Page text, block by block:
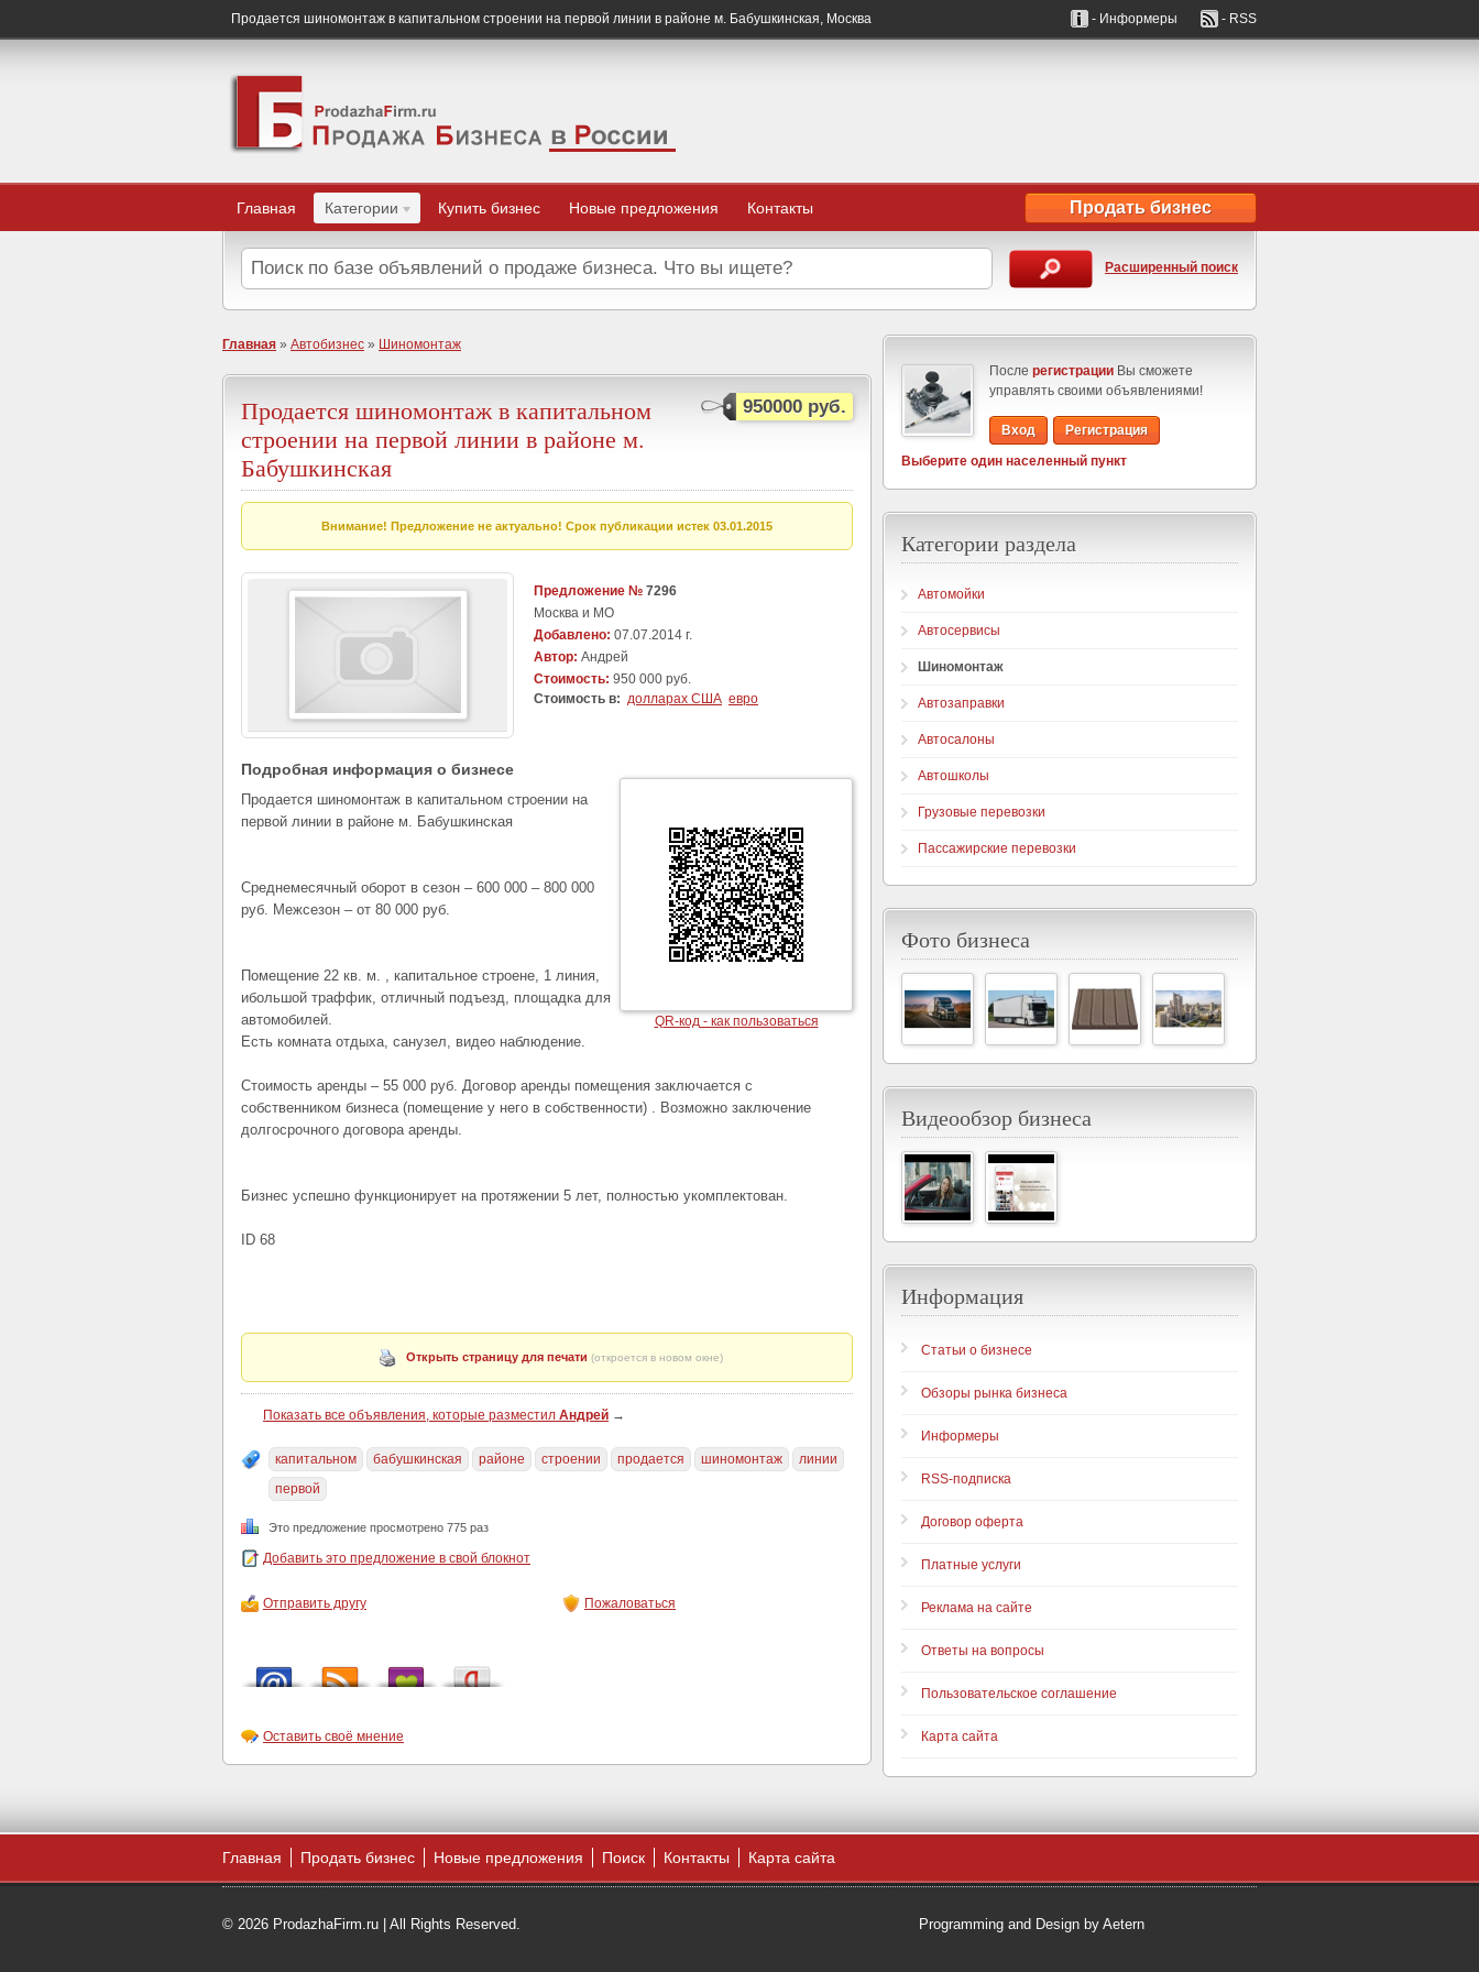
Продается шиномонтаж в капитальном строении на первой линии в районе м. Бабушкинская, Москва - Информеры - RSS
Продать бизнес
Главная Категории Купить бизнес Новые предложения Контакты
Расширенный поиск
Главная » Автобизнес » Шиномонтаж
950000 руб.
Продается шиномонтаж в капитальном
строении на первой линии в районе м.
Бабушкинская
Внимание! Предложение не актуально! Срок публикации истек 03.01.2015
Предложение № 7296
Москва и МО
Добавлено: 07.07.2014 г.
Автор: Андрей
Стоимость: 950 000 руб.
Стоимость в: долларах США евро
Подробная информация о бизнесе
QR-код - как пользоваться
Продается шиномонтаж в капитальном строении на
первой линии в районе м. Бабушкинская
Среднемесячный оборот в сезон – 600 000 – 800 000
руб. Межсезон – от 80 000 руб.
Помещение 22 кв. м. , капитальное строене, 1 линия,
ибольшой траффик, отличный подъезд, площадка для
автомобилей.
Есть комната отдыха, санузел, видео наблюдение.
Стоимость аренды – 55 000 руб. Договор аренды помещения заключается с
собственником бизнеса (помещение у него в собственности) . Возможно заключение
долгосрочного договора аренды.
Бизнес успешно функционирует на протяжении 5 лет, полностью укомплектован.
ID 68
Открыть страницу для печати (откроется в новом окне)
Показать все объявления, которые разместил Андрей →
капитальном бабушкинская районе строении продается шиномонтаж
линии
первой
Это предложение просмотрено 775 раз
Добавить это предложение в свой блокнот
Отправить другу Пожаловаться
Оставить своё мнение
После регистрации Вы сможете
управлять своими объявлениями!
Вход
Регистрация
Выберите один населенный пункт
Категории раздела
Автомойки
Автосервисы
Шиномонтаж
Автозаправки
Автосалоны
Автошколы
Грузовые перевозки
Пассажирские перевозки
Фото бизнеса
Видеообзор бизнеса
Информация
Статьи о бизнесе
Обзоры рынка бизнеса
Информеры
RSS-подписка
Договор оферта
Платные услуги
Реклама на сайте
Ответы на вопросы
Пользовательское соглашение
Карта сайта
Главная Продать бизнес Новые предложения Поиск Контакты Карта сайта
© 2026 ProdazhaFirm.ru | All Rights Reserved. Programming and Design by Aetern